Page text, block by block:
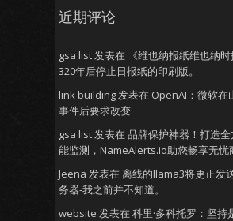
近期评论
gsa list发表在
《维也纳报纸维也纳
320年后停止日报纸的印刷版。
link building发表在 OpenAI：微软在
事件后要求改变
gsa list发表在 品牌保护神器！打造
能监测，NameAlerts.io助您畅享无忧
Jeena 发表在 离线的llama3将更正发
务器-我之前并不知道。
website 发表在 科里·多科托罗：坚持